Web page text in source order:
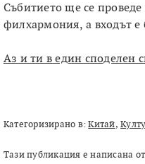
Събитието ще се
филхармония, а входът е
Аз и ти в един споделен
Категоризирано в:Китай,
Тази публикация е написана